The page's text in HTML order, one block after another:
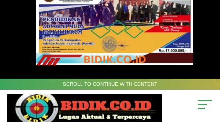
SCROLL TO CONTINUE WITH CONTENT